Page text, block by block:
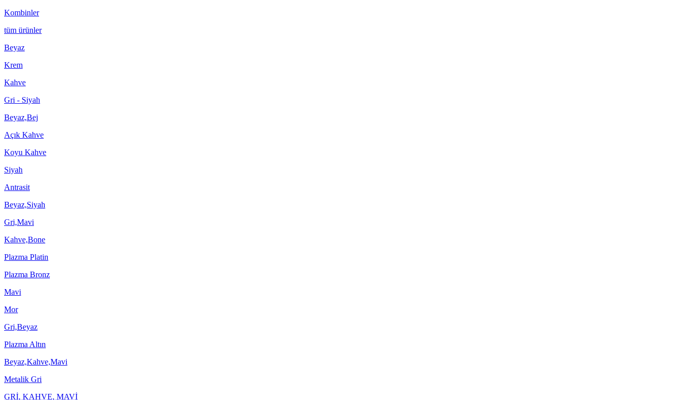
Kombinler
tüm ürünler
Beyaz
Krem
Kahve
Gri - Siyah
Beyaz,Bej
Açık Kahve
Koyu Kahve
Siyah
Antrasit
Beyaz,Siyah
Gri,Mavi
Kahve,Bone
Plazma Platin
Plazma Bronz
Mavi
Mor
Gri,Beyaz
Plazma Altın
Beyaz,Kahve,Mavi
Metalik Gri
GRİ, KAHVE, MAVİ